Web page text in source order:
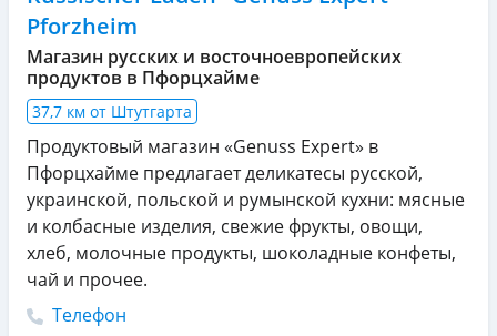
Pforzheim
Магазин русских и восточноевропейских
продуктов в Пфорцхайме
37,7 км от Штутгарта
Продуктовый магазин «Genuss Expert» в
Пфорцхайме предлагает деликатесы русской,
украинской, польской и румынской кухни: мясные
и колбасные изделия, свежие фрукты, овощи,
хлеб, молочные продукты, шоколадные конфеты,
чай и прочее.
Телефон